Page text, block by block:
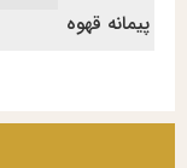
پیمانه قهوه